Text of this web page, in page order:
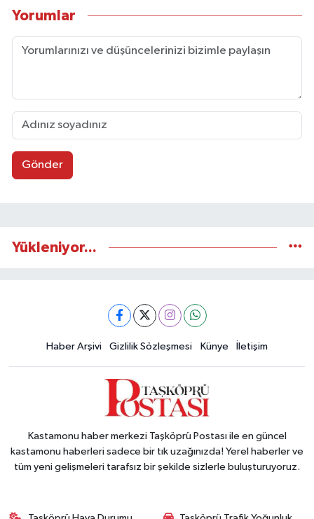
Yorumlar
Gönder
Yükleniyor...
Haber Arşivi Gizlilik Sözleşmesi Künye İletişim
Kastamonu haber merkezi Taşköprü Postası ile en güncel
kastamonu haberleri sadece bir tık uzağınızda! Yerel haberler ve
tüm yeni gelişmeleri tarafsız bir şekilde sizlerle buluşturuyoruz.